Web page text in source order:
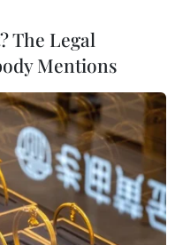
The Legal
Mentions